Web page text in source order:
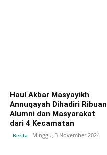
Haul Akbar Masyayikh
Annuqayah Dihadiri Ribuan
Alumni dan Masyarakat
dari 4 Kecamatan
Berita Minggu, 3 November 2024